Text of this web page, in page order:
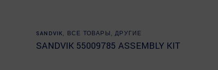
Read more
SANDVIK, ВСЕ ТОВАРЫ ,ДРУГИЕ
SANDVIK 55009785 ASSEMBLY KIT